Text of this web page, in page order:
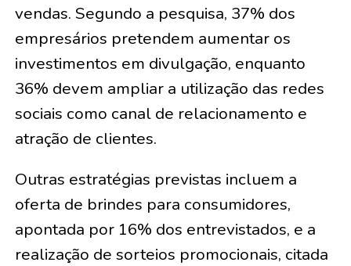
vendas. Segundo a pesquisa, 37% dos
empresários pretendem aumentar os
investimentos em divulgação, enquanto
36% devem ampliar a utilização das redes
sociais como canal de relacionamento e
atração de clientes.
Outras estratégias previstas incluem a
oferta de brindes para consumidores,
apontada por 16% dos entrevistados, e a
realização de sorteios promocionais, citada